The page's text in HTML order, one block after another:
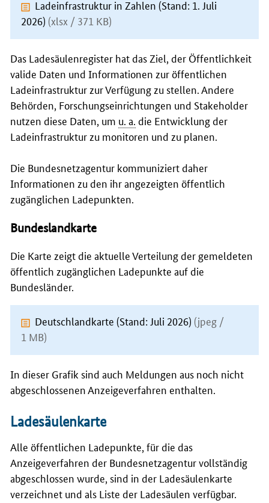
Ladeinfrastruktur in Zahlen (Stand: 1. Juli
2026) (xlsx / 371 KB)
Das Ladesäulenregister hat das Ziel, der Öffentlichkeit
valide Daten und Informationen zur öffentlichen
Ladeinfrastruktur zur Verfügung zu stellen. Andere
Behörden, Forschungseinrichtungen und Stakeholder
nutzen diese Daten, um u. a. die Entwicklung der
Ladeinfrastruktur zu monitoren und zu planen.
Die Bundesnetzagentur kommuniziert daher
Informationen zu den ihr angezeigten öffentlich
zugänglichen Ladepunkten.
Bundeslandkarte
Die Karte zeigt die aktuelle Verteilung der gemeldeten
öffentlich zugänglichen Ladepunkte auf die
Bundesländer.
Deutschlandkarte (Stand: Juli 2026) (jpeg /
1 MB)
In dieser Grafik sind auch Meldungen aus noch nicht
abgeschlossenen Anzeigeverfahren enthalten.
Ladesäulenkarte
Alle öffentlichen Ladepunkte, für die das
Anzeigeverfahren der Bundesnetzagentur vollständig
abgeschlossen wurde, sind in der Ladesäulenkarte
verzeichnet und als Liste der Ladesäulen verfügbar.